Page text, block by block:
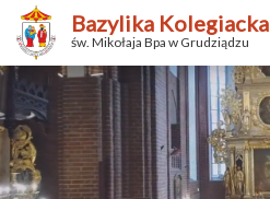
Bazylika Kolegiacka
św. Mikołaja Bpa w Grudziądzu